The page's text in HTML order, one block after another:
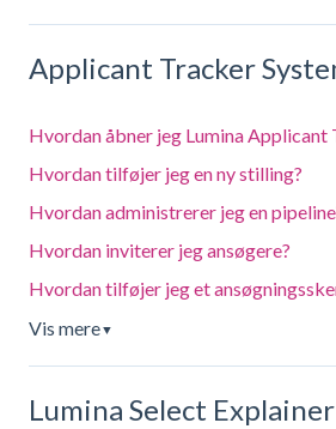
Applicant Tracker
Hvordan åbner jeg Lumina Applicant
Hvordan tilføjer jeg en ny stilling?
Hvordan administrerer jeg en
Hvordan inviterer jeg ansøgere?
Hvordan tilføjer jeg et
Vis mere▼
Lumina Select Explainer